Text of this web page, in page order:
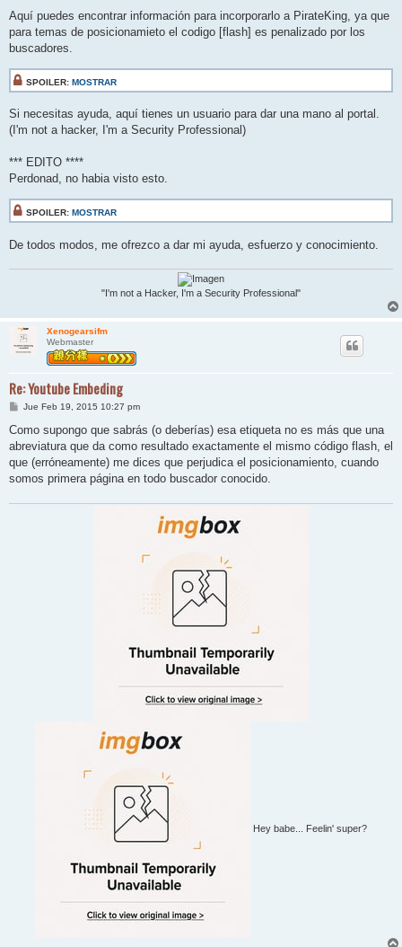
Aquí puedes encontrar información para incorporarlo a PirateKing, ya que
para temas de posicionamieto el codigo [flash] es penalizado por los
buscadores.
SPOILER: MOSTRAR
Si necesitas ayuda, aquí tienes un usuario para dar una mano al portal.
(I'm not a hacker, I'm a Security Professional)
*** EDITO ****
Perdonad, no habia visto esto.
SPOILER: MOSTRAR
De todos modos, me ofrezco a dar mi ayuda, esfuerzo y conocimiento.
"I'm not a Hacker, I'm a Security Professional"
Xenogearsifm
Webmaster
Re: Youtube Embeding
M
n
a
j
Jue Feb 19, 2015 10:27 pm
Como supongo que sabrás (o deberías) esa etiqueta no es más que una
abreviatura que da como resultado exactamente el mismo código flash, el
que (erróneamente) me dices que perjudica el posicionamiento, cuando
somos primera página en todo buscador conocido.
Hey babe... Feelin' super?